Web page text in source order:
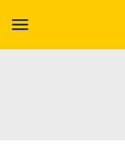
menu